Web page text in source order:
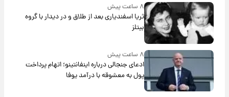
۸ ساعت پیش
ثریا اسفندیاری بعد از طلاق و در دیدار با گروه
بیتلز
۸ ساعت پیش
ادعای جنجالی درباره اینفانتینو؛ اتهام پرداخت
پول به معشوقه با درآمد یوفا